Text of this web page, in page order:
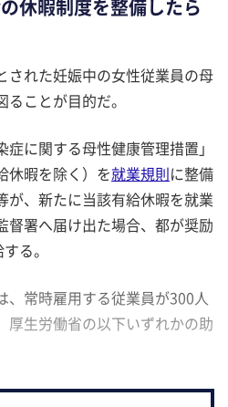
休暇制度を整備したら
された妊娠中の女性従業員の母
ことが目的だ。
症に関する母性健康管理措置」
休暇を除く）を就業規則に整備
が、新たに当該有給休暇を就業
督署へ届け出た場合、都が奨励
る。
、常時雇用する従業員が300人
厚生労働省の以下いずれかの助